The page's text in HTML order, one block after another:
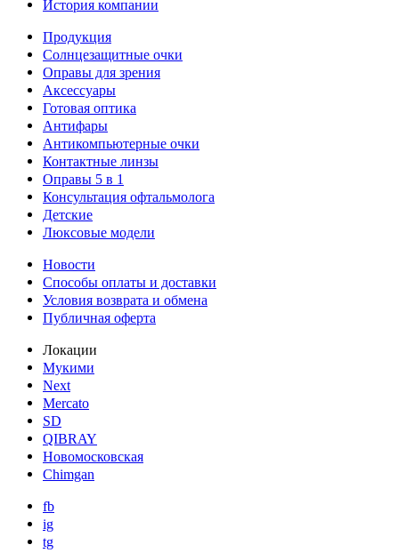
История компании
Продукция
Солнцезащитные очки
Оправы для зрения
Аксессуары
Готовая оптика
Антифары
Антикомпьютерные очки
Контактные линзы
Оправы 5 в 1
Консультация офтальмолога
Детские
Люксовые модели
Новости
Способы оплаты и доставки
Условия возврата и обмена
Публичная оферта
Локации
Мукими
Next
Mercato
SD
QIBRAY
Новомосковская
Chimgan
fb
ig
tg